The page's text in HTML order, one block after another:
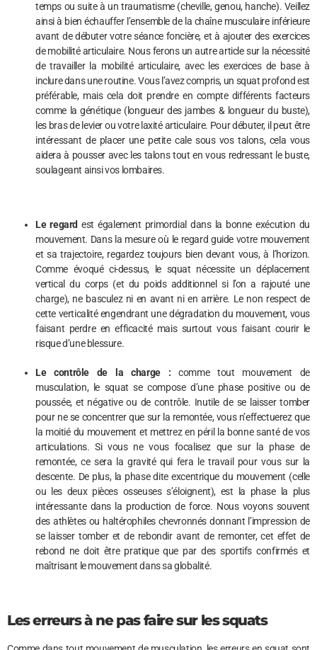
temps ou suite à un traumatisme (cheville, genou, hanche). Veillez
ainsi à bien échauffer l’ensemble de la chaîne musculaire inférieure
avant de débuter votre séance foncière, et à ajouter des exercices
de mobilité articulaire. Nous ferons un autre article sur la nécessité
de travailler la mobilité articulaire, avec les exercices de base à
inclure dans une routine. Vous l’avez compris, un squat profond est
préférable, mais cela doit prendre en compte différents facteurs
comme la génétique (longueur des jambes & longueur du buste),
les bras de levier ou votre laxité articulaire. Pour débuter, il peut être
intéressant de placer une petite cale sous vos talons, cela vous
aidera à pousser avec les talons tout en vous redressant le buste,
soulageant ainsi vos lombaires.
Le regard est également primordial dans la bonne exécution du
mouvement. Dans la mesure où le regard guide votre mouvement
et sa trajectoire, regardez toujours bien devant vous, à l’horizon.
Comme évoqué ci-dessus, le squat nécessite un déplacement
vertical du corps (et du poids additionnel si l’on a rajouté une
charge), ne basculez ni en avant ni en arrière. Le non respect de
cette verticalité engendrant une dégradation du mouvement, vous
faisant perdre en efficacité mais surtout vous faisant courir le
risque d’une blessure.
Le contrôle de la charge : comme tout mouvement de
musculation, le squat se compose d’une phase positive ou de
poussée, et négative ou de contrôle. Inutile de se laisser tomber
pour ne se concentrer que sur la remontée, vous n’effectuerez que
la moitié du mouvement et mettrez en péril la bonne santé de vos
articulations. Si vous ne vous focalisez que sur la phase de
remontée, ce sera la gravité qui fera le travail pour vous sur la
descente. De plus, la phase dite excentrique du mouvement (celle
ou les deux pièces osseuses s’éloignent), est la phase la plus
intéressante dans la production de force. Nous voyons souvent
des athlètes ou haltérophiles chevronnés donnant l’impression de
se laisser tomber et de rebondir avant de remonter, cet effet de
rebond ne doit être pratique que par des sportifs confirmés et
maîtrisant le mouvement dans sa globalité.
Les erreurs à ne pas faire sur les squats